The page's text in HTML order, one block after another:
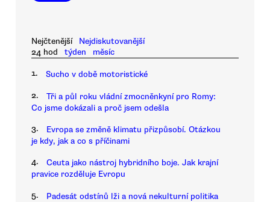
Nejčtenější
Nejdiskutovanější
24 hod
týden měsíc
1. Sucho v době motoristické
2.
Tři a půl roku vládní zmocněnkyní pro Romy:
Co jsme dokázali a proč jsem odešla
3.
Evropa se změně klimatu přizpůsobí. Otázkou
je kdy, jak a co s příčinami
4.
Ceuta jako nástroj hybridního boje. Jak krajní
pravice rozděluje Evropu
5. Padesát odstínů lži a nová nekulturní politika